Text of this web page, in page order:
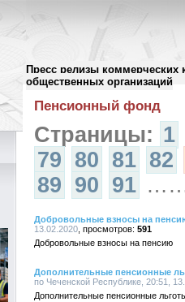
Пресс релизы коммерческих
общественных организаций
Архив пресс-релизов//
Пенсионный фонд
Страницы: 1
79 80 81 82
89 90 91
Добровольные взносы на
13.02.2020
591
Добровольные взносы на пенсию
Дополнительные пенсионные
по Чеченской Республике, 20:51,
Дополнительные пенсионные